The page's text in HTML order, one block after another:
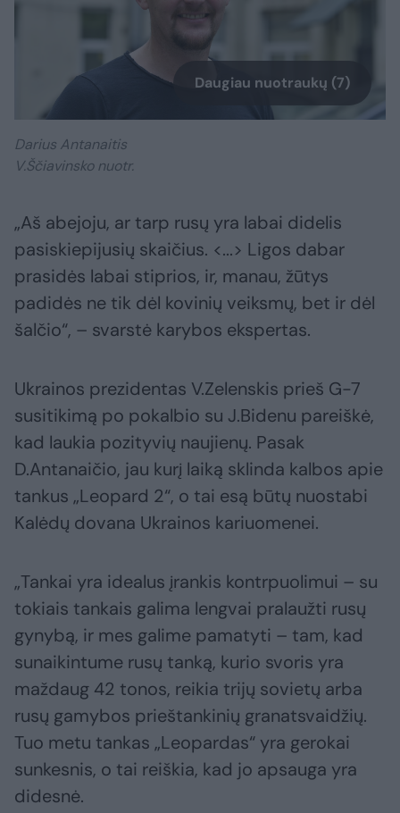
Daugiau nuotraukų (7)
Darius Antanaitis
V.Ščiavinsko nuotr.
„Aš abejoju, ar tarp rusų yra labai didelis
pasiskiepijusių skaičius. <...> Ligos dabar
prasidės labai stiprios, ir, manau, žūtys
padidės ne tik dėl kovinių veiksmų, bet ir dėl
šalčio“, – svarstė karybos ekspertas.
Ukrainos prezidentas V.Zelenskis prieš G-7
susitikimą po pokalbio su J.Bidenu pareiškė,
kad laukia pozityvių naujienų. Pasak
D.Antanaičio, jau kurį laiką sklinda kalbos apie
tankus „Leopard 2“, o tai esą būtų nuostabi
Kalėdų dovana Ukrainos kariuomenei.
„Tankai yra idealus įrankis kontrpuolimui – su
tokiais tankais galima lengvai pralaužti rusų
gynybą, ir mes galime pamatyti – tam, kad
sunaikintume rusų tanką, kurio svoris yra
maždaug 42 tonos, reikia trijų sovietų arba
rusų gamybos prieštankinių granatsvaidžių.
Tuo metu tankas „Leopardas“ yra gerokai
sunkesnis, o tai reiškia, kad jo apsauga yra
didesnė.